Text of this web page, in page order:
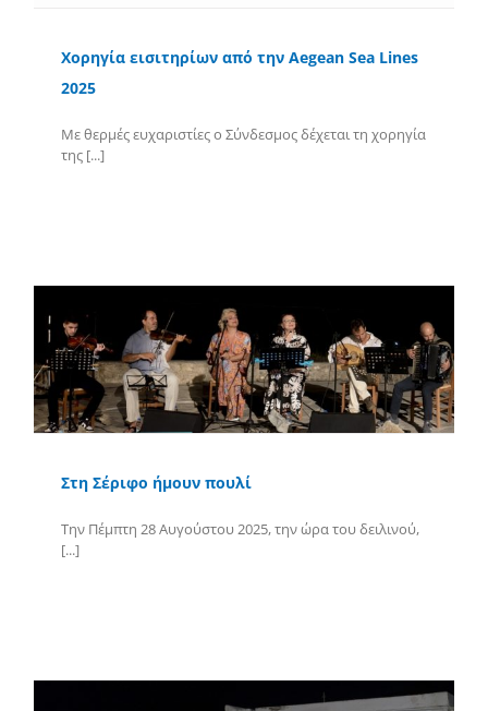
Χορηγία εισιτηρίων από την Aegean Sea Lines
2025
Με θερμές ευχαριστίες ο Σύνδεσμος δέχεται τη χορηγία
της [...]
Στη Σέριφο ήμουν πουλί
Την Πέμπτη 28 Αυγούστου 2025, την ώρα του δειλινού,
[...]